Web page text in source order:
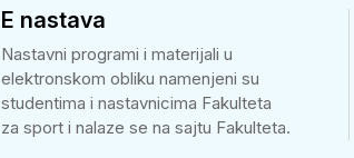
E nastava
Nastavni programi i materijali u
elektronskom obliku namenjeni su
studentima i nastavnicima Fakulteta
za sport i nalaze se na sajtu Fakulteta.